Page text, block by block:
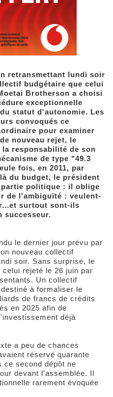
retransmettant lundi soir
budgétaire que celui
Brotherson a choisi
exceptionnelle
statut d'autonomie. Les
convoqués ce
pour examiner
nouveau rejet, le
responsabilité de son
de type "49.3
fois, en 2011, par
du budget, le président
politique : il oblige
de l'ambiguïté : veulent-
surtout sont-ils
successeur.
le dernier jour prévu par
nouveau collectif
soir. Sans surprise, le
rejeté le 26 juin par
Un collectif
à formaliser le
de francs de crédits
en 2025 afin de
déjà
a peu de chances
réservé quarante
ce second dépôt ne
devant l'assemblée. Il
rarement évoquée